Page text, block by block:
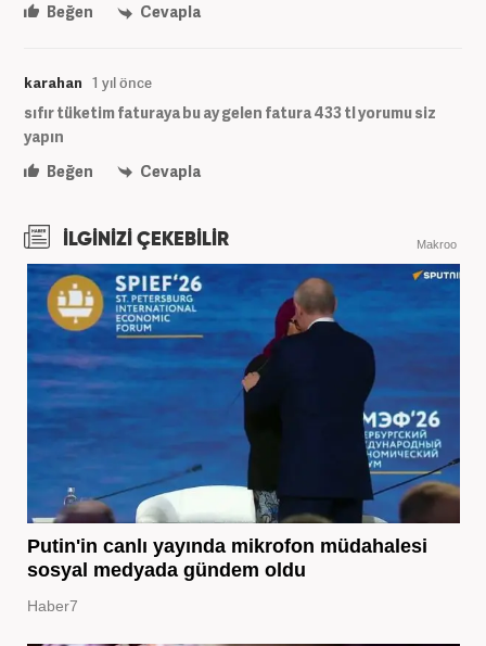
Beğen
Cevapla
karahan 1 yıl önce
sıfır tüketim faturaya bu ay gelen fatura 433 tl yorumu siz
yapın
Beğen
Cevapla
İLGİNİZİ ÇEKEBİLİR Makroo
Putin'in canlı yayında mikrofon müdahalesi
sosyal medyada gündem oldu
Haber7